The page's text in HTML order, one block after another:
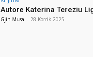
Autore Katerina Tereziu
Gjin Musa - 28 Korrik 2025